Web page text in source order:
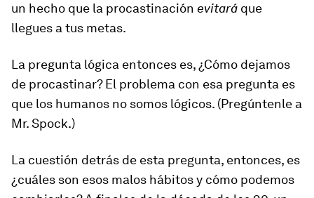
un hecho que la procastinación evitará que
llegues a tus metas.
La pregunta lógica entonces es, ¿Cómo dejamos
de procastinar? El problema con esa pregunta es
que los humanos no somos lógicos. (Pregúntenle a
Mr. Spock.)
La cuestión detrás de esta pregunta, entonces, es
¿cuáles son esos malos hábitos y cómo podemos